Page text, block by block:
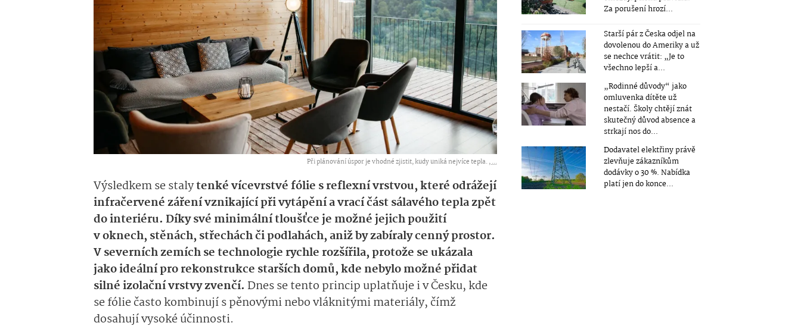
Při plánování úspor je vhodné zjistit, kudy uniká nejvíce tepla. ,...
Výsledkem se stalytenké vícevrstvé fólie s reflexní vrstvou, které odrážejí
infračervené záření vznikající při vytápění a vrací část sálavého tepla zpět
do interiéru. Díky své minimální tloušťce je možné jejich použití
v oknech, stěnách, střechách či podlahách, aniž by zabíraly cenný prostor.
V severních zemích se technologie rychle rozšířila, protože se ukázala
jako ideální pro rekonstrukce starších domů, kde nebylo možné přidat
silné izolační vrstvy zvenčí. Dnes se tento princip uplatňuje i v Česku, kde
se fólie často kombinují s pěnovými nebo vláknitými materiály, čímž
dosahují vysoké účinnosti.
Za porušení hrozí...
Starší pár z Česka odjel na
dovolenou do Ameriky a už
se nechce vrátit: „Je to
všechno lepší a...
„Rodinné důvody“ jako
omluvenka dítěte už
nestačí. Školy chtějí znát
skutečný důvod absence a
strkají nos do...
Dodavatel elektřiny právě
zlevňuje zákazníkům
dodávky o 30 %. Nabídka
platí jen do konce...